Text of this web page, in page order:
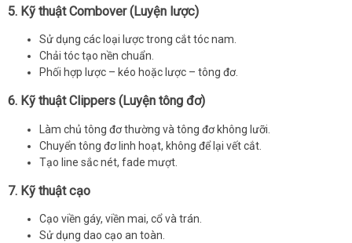
5. Kỹ thuật Combover (Luyện lược)
Sử dụng các loại lược trong cắt tóc nam.
Chải tóc tạo nền chuẩn.
Phối hợp lược – kéo hoặc lược – tông đơ.
6. Kỹ thuật Clippers (Luyện tông đơ)
Làm chủ tông đơ thường và tông đơ không lưỡi.
Chuyển tông đơ linh hoạt, không để lại vết cắt.
Tạo line sắc nét, fade mượt.
7. Kỹ thuật cạo
Cạo viền gáy, viền mai, cổ và trán.
Sử dụng dao cạo an toàn.